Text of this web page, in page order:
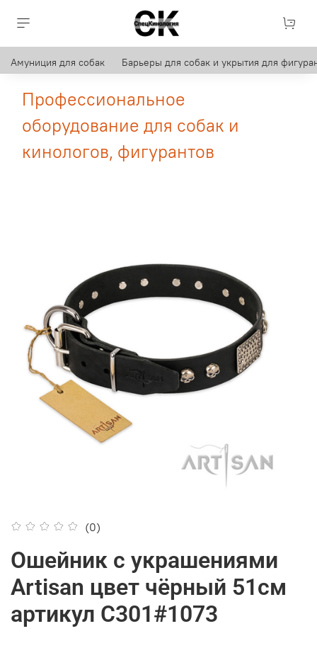
Амуниция для собак Барьеры для собак и укрытия для
Профессиональное
оборудование для собак и
кинологов, фигурантов
(0)
Ошейник с украшениями
Artisan цвет чёрный 51см
артикул С301#1073